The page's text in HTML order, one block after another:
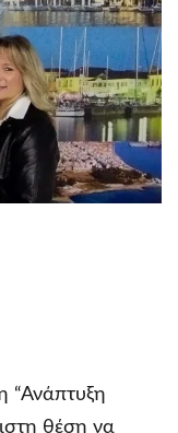
“Ανάπτυξη
θέση να